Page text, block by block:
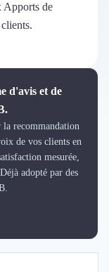
Apports de
d'avis et de
la recommandation
de vos clients en
mesurée,
adopté par des